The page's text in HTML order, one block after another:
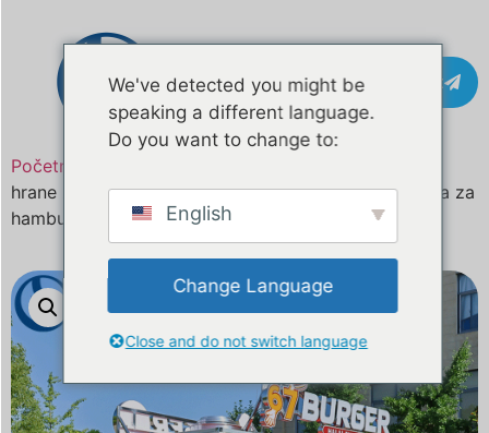
Kontakt
Početna
hrane za SAD | Potpuno opremljena pokretna kuhinja za
hamburgere, pizzu i uličnu hranu
We've detected you might be
speaking a different language.
Do you want to change to:
English
Change Language
Close and do not switch language